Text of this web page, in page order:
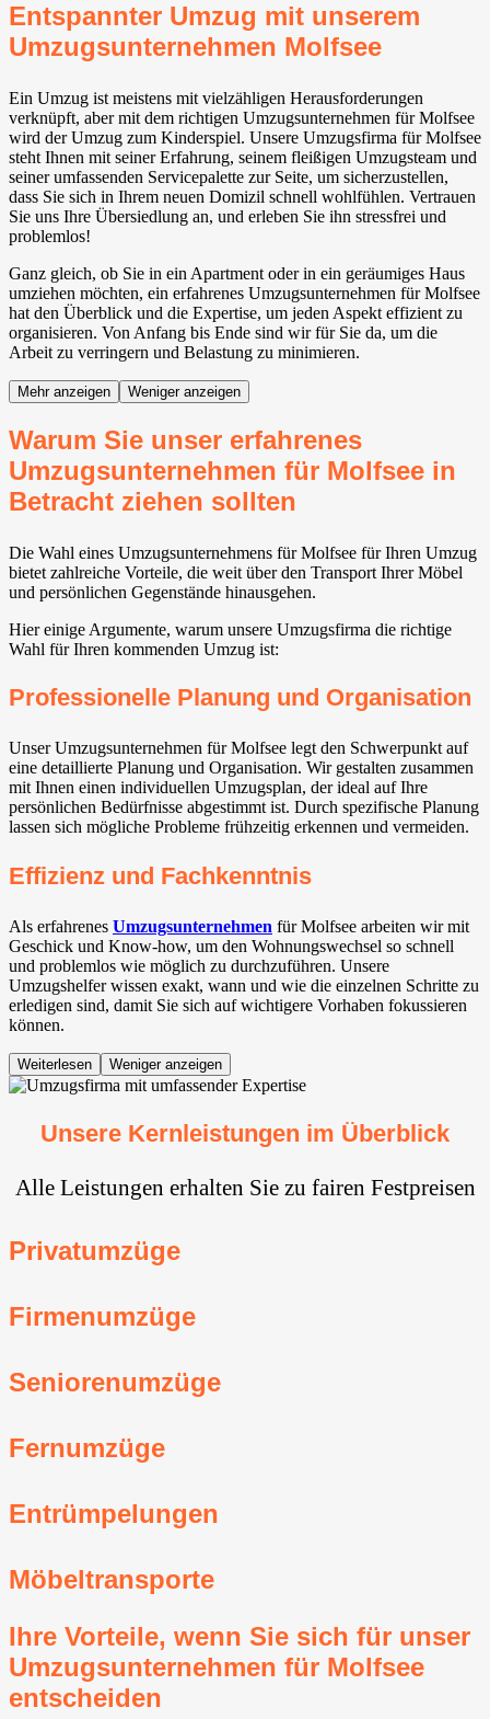
Entspannter Umzug mit unserem
Umzugsunternehmen Molfsee
Ein Umzug ist meistens mit vielzähligen Herausforderungen
verknüpft, aber mit dem richtigen Umzugsunternehmen für Molfsee
wird der Umzug zum Kinderspiel. Unsere Umzugsfirma für Molfsee
steht Ihnen mit seiner Erfahrung, seinem fleißigen Umzugsteam und
seiner umfassenden Servicepalette zur Seite, um sicherzustellen,
dass Sie sich in Ihrem neuen Domizil schnell wohlfühlen. Vertrauen
Sie uns Ihre Übersiedlung an, und erleben Sie ihn stressfrei und
problemlos!
Ganz gleich, ob Sie in ein Apartment oder in ein geräumiges Haus
umziehen möchten, ein erfahrenes Umzugsunternehmen für Molfsee
hat den Überblick und die Expertise, um jeden Aspekt effizient zu
organisieren. Von Anfang bis Ende sind wir für Sie da, um die
Arbeit zu verringern und Belastung zu minimieren.
Mehr anzeigen Weniger anzeigen
Warum Sie unser erfahrenes
Umzugsunternehmen für Molfsee in
Betracht ziehen sollten
Die Wahl eines Umzugsunternehmens für Molfsee für Ihren Umzug
bietet zahlreiche Vorteile, die weit über den Transport Ihrer Möbel
und persönlichen Gegenstände hinausgehen.
Hier einige Argumente, warum unsere Umzugsfirma die richtige
Wahl für Ihren kommenden Umzug ist:
Professionelle Planung und Organisation
Unser Umzugsunternehmen für Molfsee legt den Schwerpunkt auf
eine detaillierte Planung und Organisation. Wir gestalten zusammen
mit Ihnen einen individuellen Umzugsplan, der ideal auf Ihre
persönlichen Bedürfnisse abgestimmt ist. Durch spezifische Planung
lassen sich mögliche Probleme frühzeitig erkennen und vermeiden.
Effizienz und Fachkenntnis
Als erfahrenes Umzugsunternehmen für Molfsee arbeiten wir mit
Geschick und Know-how, um den Wohnungswechsel so schnell
und problemlos wie möglich zu durchzuführen. Unsere
Umzugshelfer wissen exakt, wann und wie die einzelnen Schritte zu
erledigen sind, damit Sie sich auf wichtigere Vorhaben fokussieren
können.
Weiterlesen Weniger anzeigen
Unsere Kernleistungen im Überblick
Alle Leistungen erhalten Sie zu fairen Festpreisen
Privatumzüge
Firmenumzüge
Seniorenumzüge
Fernumzüge
Entrümpelungen
Möbeltransporte
Ihre Vorteile, wenn Sie sich für unser
Umzugsunternehmen für Molfsee
entscheiden